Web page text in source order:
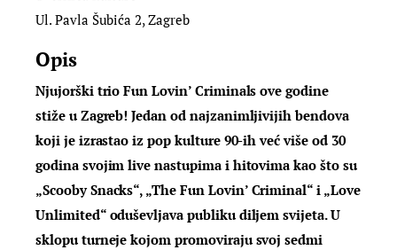
Ul. Pavla Šubića 2, Zagreb
Opis
Njujorški trio Fun Lovin’ Criminals ove godine
stiže u Zagreb! Jedan od najzanimljivijih bendova
koji je izrastao iz pop kulture 90-ih već više od 30
godina svojim live nastupima i hitovima kao što su
„Scooby Snacks“, „The Fun Lovin’ Criminal“ i „Love
Unlimited“ oduševljava publiku diljem svijeta. U
sklopu turneje kojom promoviraju svoj sedmi